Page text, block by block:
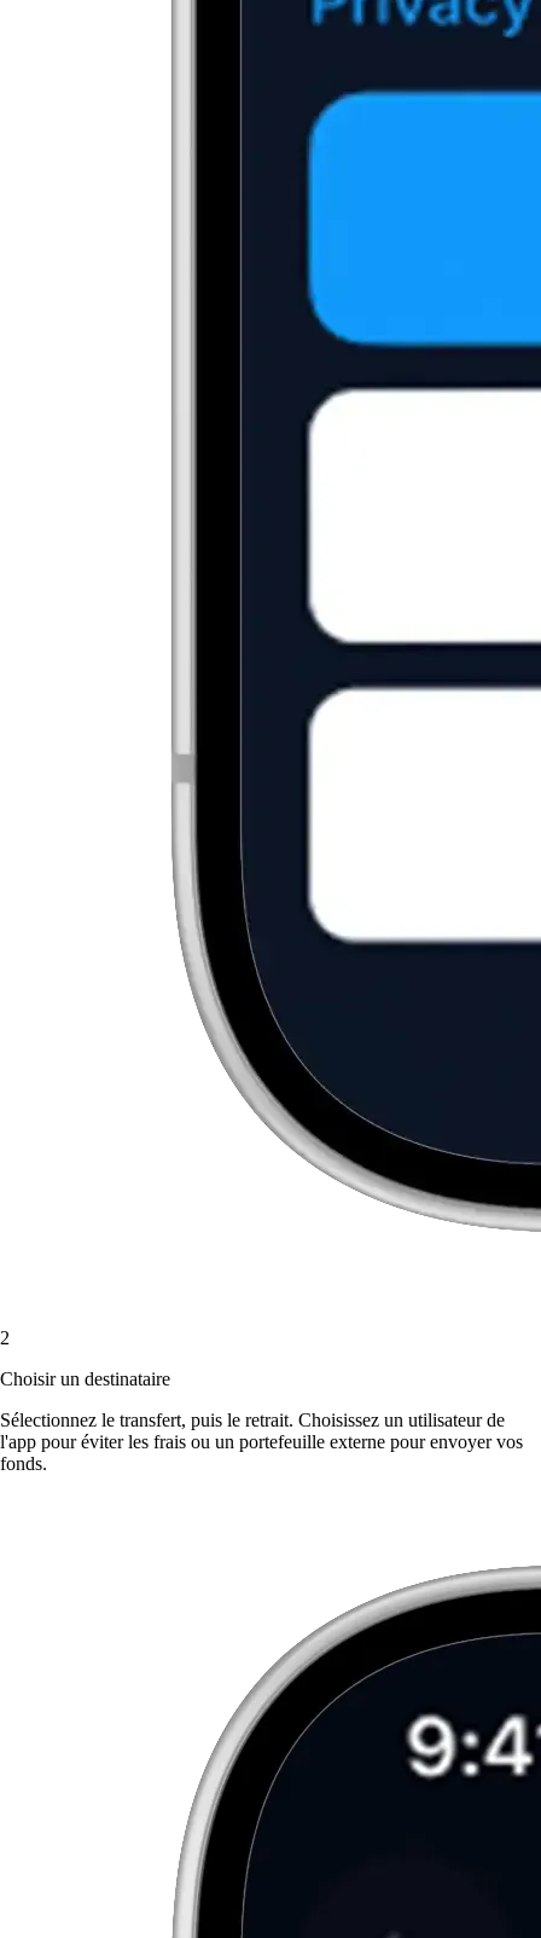
2
Choisir un destinataire
Sélectionnez le transfert, puis le retrait. Choisissez un utilisateur de
l'app pour éviter les frais ou un portefeuille externe pour envoyer vos
fonds.